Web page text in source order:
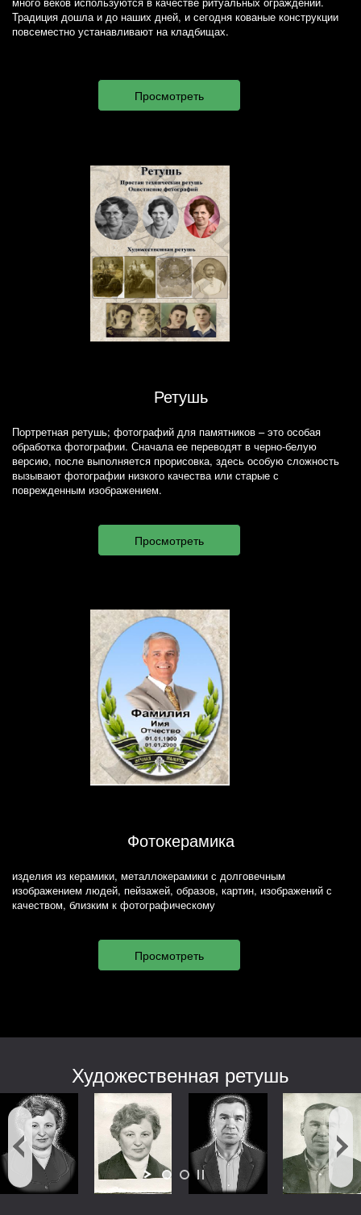
Традиция дошла и до наших дней, и сегодня кованые конструкции
повсеместно устанавливают на кладбищах.
Ретушь
Портретная ретушь; фотографий для памятников – это особая
обработка фотографии. Сначала ее переводят в черно-белую
версию, после выполняется прорисовка, здесь особую сложность
вызывают фотографии низкого качества или старые с
поврежденным изображением.
Фотокерамика
изделия из керамики, металлокерамики с долговечным
изображением людей, пейзажей, образов, картин, изображений с
качеством, близким к фотографическому
Художественная ретушь